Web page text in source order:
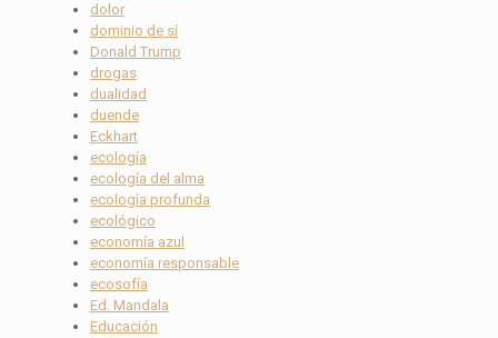
dolor
dominio de sí
Donald Trump
drogas
dualidad
duende
Eckhart
ecología
ecología del alma
ecología profunda
ecológico
economía azul
economía responsable
ecosofía
Ed. Mandala
Educación